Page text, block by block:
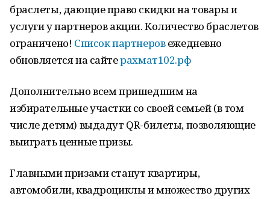
браслеты, дающие право скидки на товары и
услуги у партнеров акции. Количество браслетов
ограничено! Список партнеровежедневно
обновляется на сайтерахмат102.рф
Дополнительно всем пришедшим на
избирательные участки со своей семьей (в том
числе детям) выдадут QR-билеты, позволяющие
выиграть ценные призы.
Главными призами станут квартиры,
автомобили, квадроциклы и множество других